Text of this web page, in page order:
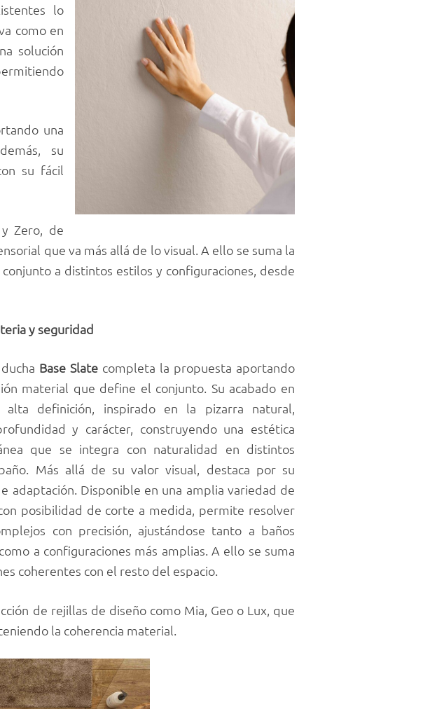
lo
como en
solución
una
su
su fácil
Zero, de
que va más allá de lo visual. A ello se suma la
a distintos estilos y configuraciones, desde
y seguridad
Base Slate completa la propuesta aportando
material que define el conjunto. Su acabado en
definición, inspirado en la pizarra natural,
y carácter, construyendo una estética
que se integra con naturalidad en distintos
Más allá de su valor visual, destaca por su
adaptación. Disponible en una amplia variedad de
posibilidad de corte a medida, permite resolver
con precisión, ajustándose tanto a baños
a configuraciones más amplias. A ello se suma
coherentes con el resto del espacio.
de rejillas de diseño como Mia, Geo o Lux, que
la coherencia material.